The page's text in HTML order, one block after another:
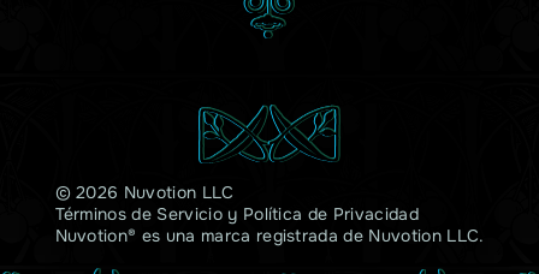
© 2026 Nuvotion LLC
Términos de Servicioy Política de Privacidad
Nuvotion® es una marca registrada de Nuvotion LLC.